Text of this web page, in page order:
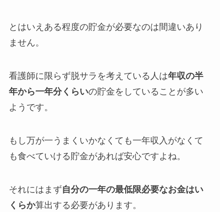
とはいえある程度の貯金が必要なのは間違いあり
ません。
看護師に限らず脱サラを考えている人は年収の半
年から一年分くらいの貯金をしていることが多い
ようです。
もし万が一うまくいかなくても一年収入がなくて
も食べていける貯金があれば安心ですよね。
それにはまず自分の一年の最低限必要なお金はい
くらか算出する必要があります。